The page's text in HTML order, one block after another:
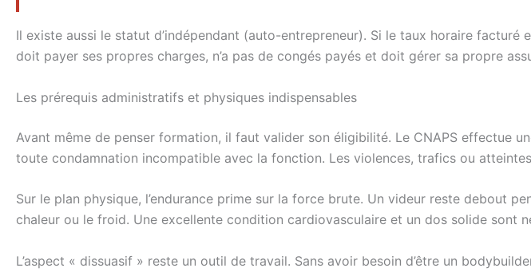
Il existe aussi le statut d’indépendant (auto-entrepreneur). Si le taux horaire
doit payer ses propres charges, n’a pas de congés payés et doit gérer sa propre
Les prérequis administratifs et physiques indispensables
Avant même de penser formation, il faut valider son éligibilité. Le CNAPS effectue
toute condamnation incompatible avec la fonction. Les violences, trafics ou
Sur le plan physique, l’endurance prime sur la force brute. Un videur reste debout
chaleur ou le froid. Une excellente condition cardiovasculaire et un dos solide sont
L’aspect « dissuasif » reste un outil de travail. Sans avoir besoin d’être un